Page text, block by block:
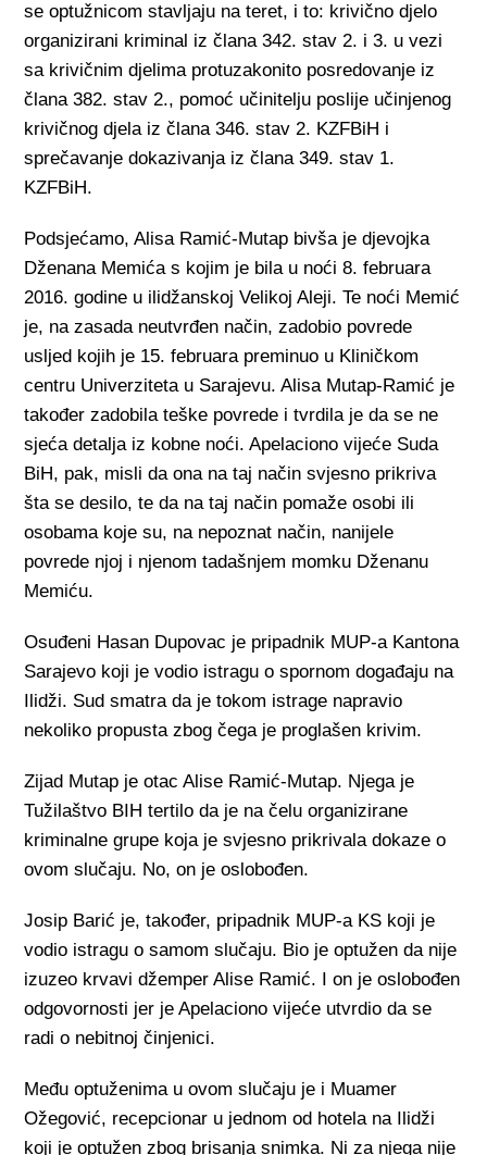
se optužnicom stavljaju na teret, i to: krivično djelo
organizirani kriminal iz člana 342. stav 2. i 3. u vezi
sa krivičnim djelima protuzakonito posredovanje iz
člana 382. stav 2., pomoć učinitelju poslije učinjenog
krivičnog djela iz člana 346. stav 2. KZFBiH i
sprečavanje dokazivanja iz člana 349. stav 1.
KZFBiH.
Podsjećamo, Alisa Ramić-Mutap bivša je djevojka
Dženana Memića s kojim je bila u noći 8. februara
2016. godine u ilidžanskoj Velikoj Aleji. Te noći Memić
je, na zasada neutvrđen način, zadobio povrede
usljed kojih je 15. februara preminuo u Kliničkom
centru Univerziteta u Sarajevu. Alisa Mutap-Ramić je
također zadobila teške povrede i tvrdila je da se ne
sjeća detalja iz kobne noći. Apelaciono vijeće Suda
BiH, pak, misli da ona na taj način svjesno prikriva
šta se desilo, te da na taj način pomaže osobi ili
osobama koje su, na nepoznat način, nanijele
povrede njoj i njenom tadašnjem momku Dženanu
Memiću.
Osuđeni Hasan Dupovac je pripadnik MUP-a Kantona
Sarajevo koji je vodio istragu o spornom događaju na
Ilidži. Sud smatra da je tokom istrage napravio
nekoliko propusta zbog čega je proglašen krivim.
Zijad Mutap je otac Alise Ramić-Mutap. Njega je
Tužilaštvo BIH tertilo da je na čelu organizirane
kriminalne grupe koja je svjesno prikrivala dokaze o
ovom slučaju. No, on je oslobođen.
Josip Barić je, također, pripadnik MUP-a KS koji je
vodio istragu o samom slučaju. Bio je optužen da nije
izuzeo krvavi džemper Alise Ramić. I on je oslobođen
odgovornosti jer je Apelaciono vijeće utvrdio da se
radi o nebitnoj činjenici.
Među optuženima u ovom slučaju je i Muamer
Ožegović, recepcionar u jednom od hotela na Ilidži
koji je optužen zbog brisanja snimka. Ni za njega nije